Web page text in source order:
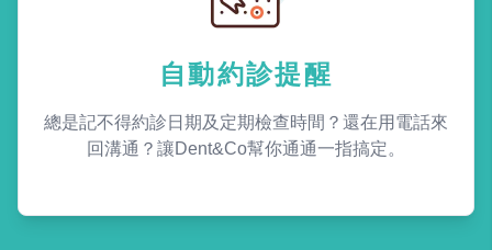
自動約診提醒
總是記不得約診日期及定期檢查時間？還在用電話來
回溝通？讓Dent&Co幫你通通一指搞定。